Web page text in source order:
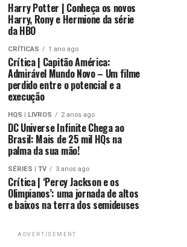
Harry Potter | Conheça os novos
Harry, Rony e Hermione da série
da HBO
CRÍTICAS 1 ano ago
Crítica | Capitão América:
Admirável Mundo Novo – Um filme
perdido entre o potencial e a
execução
HQS | LIVROS 2 anos ago
DC Universe Infinite Chega ao
Brasil: Mais de 25 mil HQs na
palma da sua mão!
SÉRIES | TV 3 anos ago
Crítica | ‘Percy Jackson e os
Olimpianos’: uma jornada de altos
e baixos na terra dos semideuses
ADVERTISEMENT